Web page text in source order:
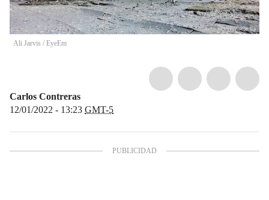
Ali Jarvis / EyeEm
Carlos Contreras
12/01/2022 - 13:23 GMT-5